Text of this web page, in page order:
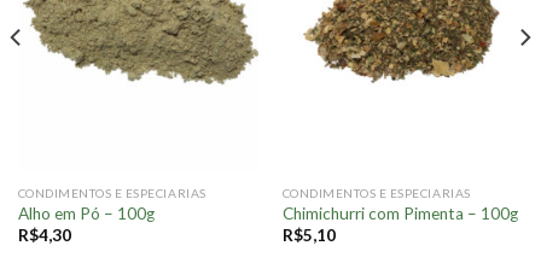
CONDIMENTOS E ESPECIARIAS
Alho em Pó – 100g
R$4,30
CONDIMENTOS E ESPECIARIAS
Chimichurri com Pimenta – 100g
R$5,10